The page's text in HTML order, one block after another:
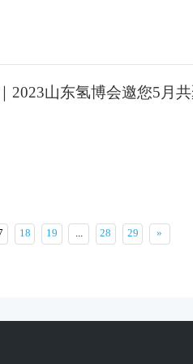
2023山东氢博会邀您5月
18 19 ... 28 29 »